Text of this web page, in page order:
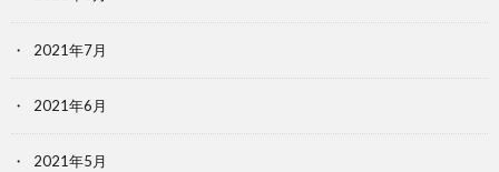
2021年7月
2021年6月
2021年5月